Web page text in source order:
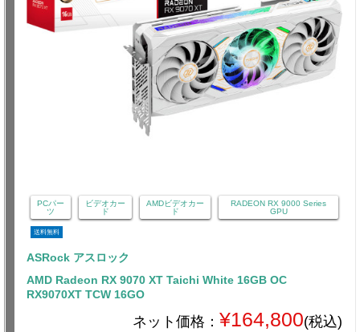
PCパー
ツ
ビデオカー
ド
AMDビデオカー
ド
RADEON RX 9000 Series
GPU
送料無料
ASRock アスロック
AMD Radeon RX 9070 XT Taichi White 16GB OC
RX9070XT TCW 16GO
ネット価格： ¥164,800(税込)